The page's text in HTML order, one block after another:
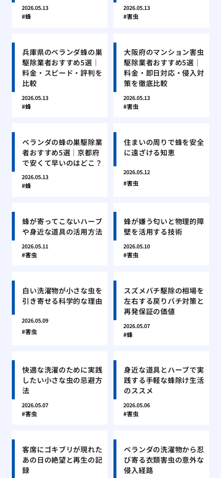
2026.05.13
蜂
2026.05.13
害虫
兵庫県のベランダ蜂の巣
駆除業者おすすめ5選｜
料金・スピード・評判を
比較
2026.05.13
蜂
大阪府のマンション害虫
駆除業者おすすめ5選｜
料金・即日対応・侵入対
策を徹底比較
2026.05.13
害虫
ベランダの蜂の巣駆除業
者おすすめ5選｜京都府
で安くて早いのはどこ？
2026.05.13
蜂
住まいの周りで蜂を安全
に遠ざける知恵
2026.05.12
害虫
蜂が寄ってこないハーブ
や身近な道具の活用方法
2026.05.11
害虫
蜂が嫌う匂いと物理的障
壁を活用する技術
2026.05.10
害虫
白い洗濯物が小さな虫を
引き寄せる科学的な理由
2026.05.09
害虫
スズメバチ駆除の相場を
左右する戻りバチ対策と
再発保証の価値
2026.05.07
蜂
快適な洗濯のために実践
したい小さな虫の忌避方
法
2026.05.07
害虫
身近な道具とハーブで実
践する手軽な蜂除け生活
のススメ
2026.05.06
害虫
客席にゴキブリが現れた
あの日の絶望と再生の記
録
ベランダの洗濯物から忍
び寄る衣類害虫の意外な
侵入経路